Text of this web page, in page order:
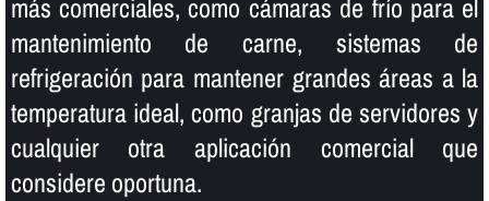
más comerciales, como cámaras de frí­o para el
mantenimiento de carne, sistemas de
refrigeración para mantener grandes áreas a la
temperatura ideal, como granjas de servidores y
cualquier otra aplicación comercial que
considere oportuna.